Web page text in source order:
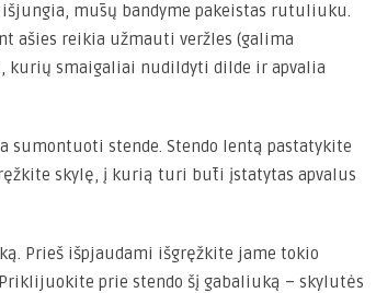
mūsų bandyme pakeistas rutuliuku.
ašies reikia užmauti veržles (galima
kurių smaigaliai nudildyti dilde ir apvalia
sumontuoti stende. Stendo lentą pastatykite
skylę, į kurią turi būti įstatytas apvalus
Prieš išpjaudami išgręžkite jame tokio
prie stendo šį gabaliuką – skylutės